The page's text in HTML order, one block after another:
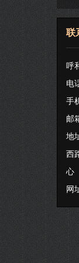
联
呼
电
手
邮
地
西
心
网